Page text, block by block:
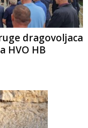
dragovoljaca
HVO HB